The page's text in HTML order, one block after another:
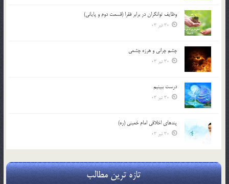
وظایف توانگران در برابر فقرا (قسمت دوم و پایانی)
30 تیر 03
چشم ‏چرانى و هرزه‏ چشمى
30 تیر 03
درست ببينيم
30 تیر 03
پندهاي اخلاقي امام خميني (ره)
30 تیر 03
تازه ترین مطالب